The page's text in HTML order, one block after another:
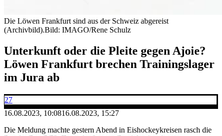
Die Löwen Frankfurt sind aus der Schweiz abgereist
(Archivbild).Bild: IMAGO/Rene Schulz
Unterkunft oder die Pleite gegen Ajoie?
Löwen Frankfurt brechen Trainingslager
im Jura ab
27
16.08.2023, 10:0816.08.2023, 15:27
Die Meldung machte gestern Abend in Eishockeykreisen rasch die